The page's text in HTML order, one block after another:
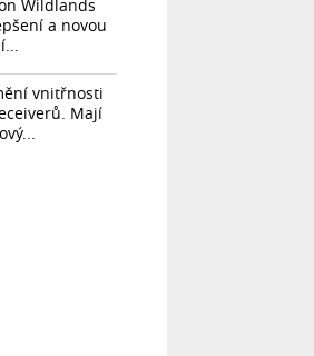
Wildlands
a novou
vnitřnosti
Mají